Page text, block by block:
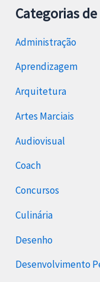
Categorias
Administração
Aprendizagem
Arquitetura
Artes Marciais
Audiovisual
Coach
Concursos
Culinária
Desenho
Desenvolvimento